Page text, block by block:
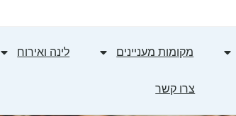
מקומות מעניינים לינה ואירוח
צרו קשר